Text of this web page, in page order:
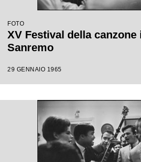
FOTO
XV Festival della canzone
Sanremo
29 GENNAIO 1965